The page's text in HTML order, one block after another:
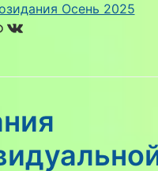
Осень 2025
ВКонтакте